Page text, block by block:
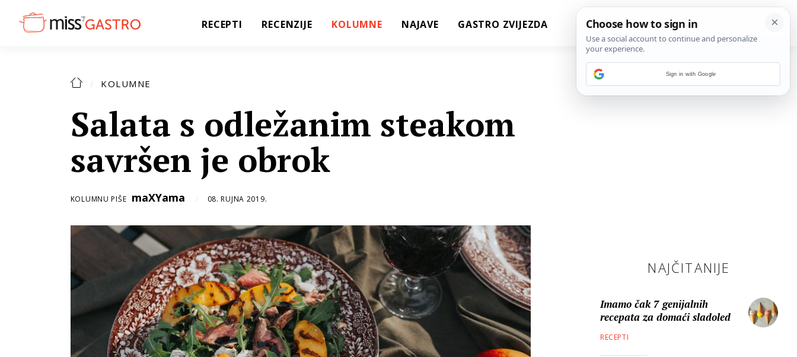
RECEPTI RECENZIJE KOLUMNE NAJAVE GASTRO ZVIJEZDA
KOLUMNE
Salata s odležanim steakom
savršen je obrok
KOLUMNU PIŠE maXYama 08. RUJNA 2019.
NAJČITANIJE
Imamo čak 7 genijalnih
recepata za domaći sladoled
RECEPTI
Sign in with Google